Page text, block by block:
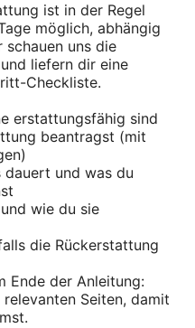
ist in der Regel
möglich, abhängig
schauen uns die
liefern dir eine
Checkliste.
erstattungsfähig sind
beantragst (mit
dauert und was du
wie du sie
die Rückerstattung
Ende der Anleitung:
Seiten, damit